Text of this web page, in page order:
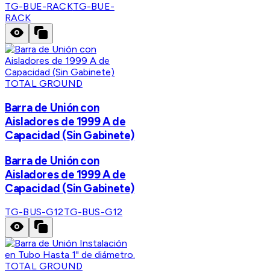
TG-BUE-RACKTG-BUE-
RACK
TOTAL GROUND
Barra de Unión con
Aisladores de 1999 A de
Capacidad (Sin Gabinete)
Barra de Unión con
Aisladores de 1999 A de
Capacidad (Sin Gabinete)
TG-BUS-G12TG-BUS-G12
TOTAL GROUND